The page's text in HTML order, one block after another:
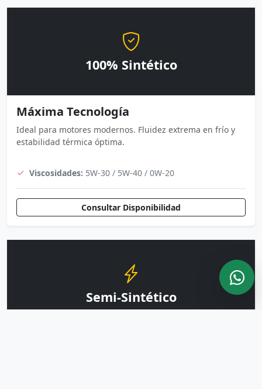
100% Sintético
Máxima Tecnología
Ideal para motores modernos. Fluidez extrema en frío y
estabilidad térmica óptima.
Viscosidades: 5W-30 / 5W-40 / 0W-20
Consultar Disponibilidad
Semi-Sintético